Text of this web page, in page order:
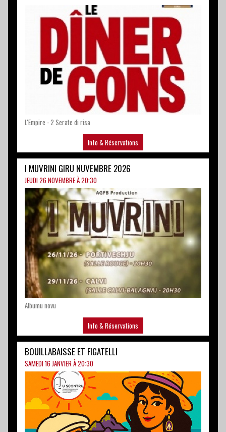
L'Empire - 2 Serate di risa
Info & Réservations
I MUVRINI GIRU NUVEMBRE 2026
JEUDI 26 NOVEMBRE À 20:30
Albumu novu
Info & Réservations
BOUILLABAISSE ET FIGATELLI
SAMEDI 16 JANVIER À 20:30
Palazzu di i cungressi d'AIACCIU